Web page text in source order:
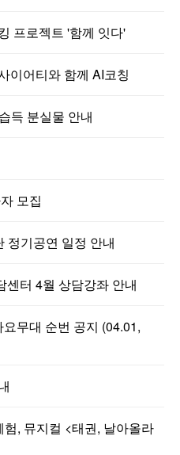
프로젝트 '함께 잇다'
이어티와 함께 AI코칭
득 분실물 안내
모집
정기공연 일정 안내
센터 4월 상담강좌 안내
무대 순번 공지 (04.01,
, 뮤지컬 <태권, 날아올라